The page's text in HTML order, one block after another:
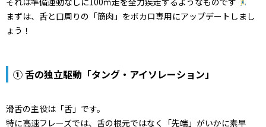
まずは、舌と口周りの「筋肉」をボカロ専用にアップデートしまし
ょう！
① 舌の独立駆動「タング・アイソレーション」
滑舌の主役は「舌」です。
特に高速フレーズでは、舌の根元ではなく「先端」がいかに素早